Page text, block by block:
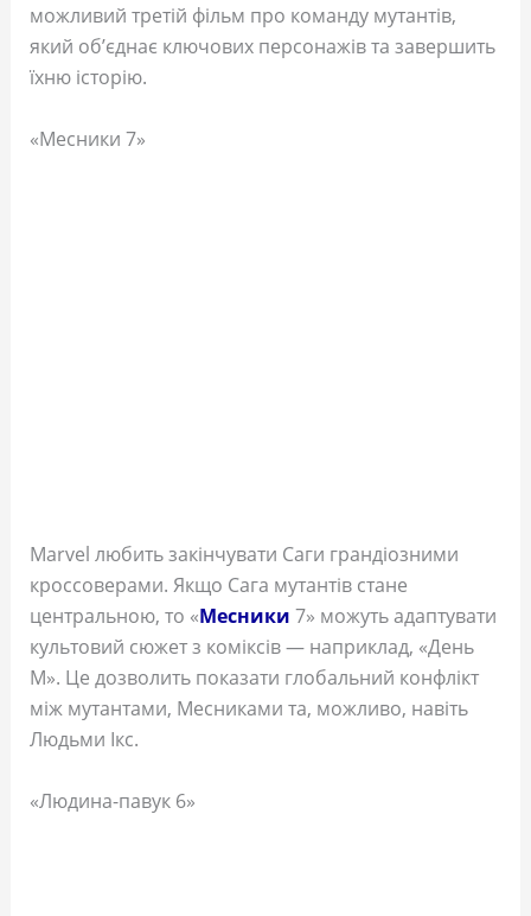
можливий третій фільм про команду мутантів,
який об’єднає ключових персонажів та завершить
їхню історію.
«Месники 7»
Marvel любить закінчувати Саги грандіозними
кроссоверами. Якщо Сага мутантів стане
центральною, то «Месники 7» можуть адаптувати
культовий сюжет з коміксів — наприклад, «День
М». Це дозволить показати глобальний конфлікт
між мутантами, Месниками та, можливо, навіть
Людьми Ікс.
«Людина-павук 6»